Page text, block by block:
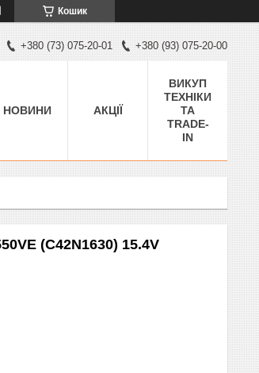
Кошик
+380 (73) 075-20-01 +380 (93) 075-20-00
НОВИНИ АКЦІЇ
ВИКУП
ТЕХНІКИ
ТА
TRADE-
IN
(C42N1630) 15.4V